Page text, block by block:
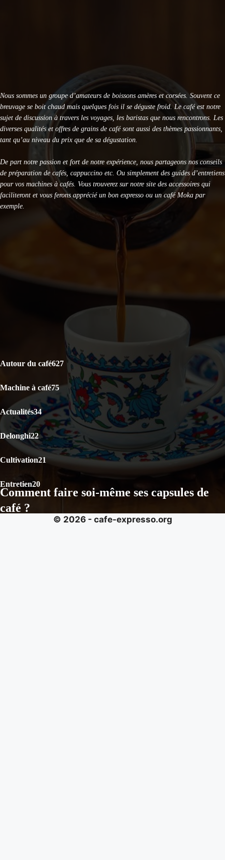
Comment faire soi-même ses capsules de
café ?
DeLonghi Specialista Arte EC9155 : Test Complet 2026
Nous sommes un groupe d’amateurs de boissons amères et corsées. Souvent ce
breuvage se boit chaud mais quelques fois il se déguste froid. Le café est notre
sujet de discussion à travers les voyages, les baristas que nous rencontrons. Les
diverses qualités et offres de grains de café sont aussi des thèmes passionnants,
tant qu’au niveau du prix que de sa dégustation.
De part notre passion et fort de notre expérience, nous partageons nos conseils
de préparation de cafés, cappuccino etc. Ou simplement des guides d’entretiens
pour vos machines à cafés. Vous trouverez sur notre site des accessoires qui
faciliteront et vous ferons apprécié un bon expresso ou un café Moka par
exemple.
DERNIERS ARTICLES
Le café est-il bon pour la santé ? La science répond
KRUPS Evidence Eco Design EA897B10 : Test Avis
CATÉGORIES POPULAIRES
Autour du café627
Machine à café75
Actualités34
Delonghi22
Cultivation21
Entretien20
© 2026 - cafe-expresso.org